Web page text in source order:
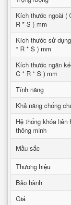
Kích thước ngoài (
R * S ) mm
Kích thước sử
* R * S ) mm
Kích thước ngăn
C * R * S ) mm
Tính năng
Khả năng chống
Hệ thống khóa liên
thông minh
Mầu sắc
Thương hiệu
Bảo hành
Giá